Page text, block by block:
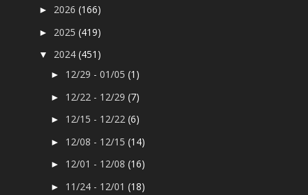
► 2026(166)
► 2025(419)
▼ 2024(451)
► 12/29 - 01/05(1)
► 12/22 - 12/29(7)
► 12/15 - 12/22(6)
► 12/08 - 12/15(14)
► 12/01 - 12/08(16)
► 11/24 - 12/01(18)